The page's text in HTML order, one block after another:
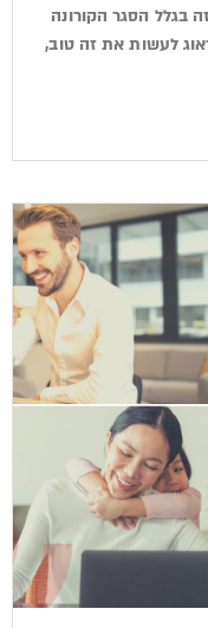
בגלל הסגר הקורונה
לעשות את זה טוב,